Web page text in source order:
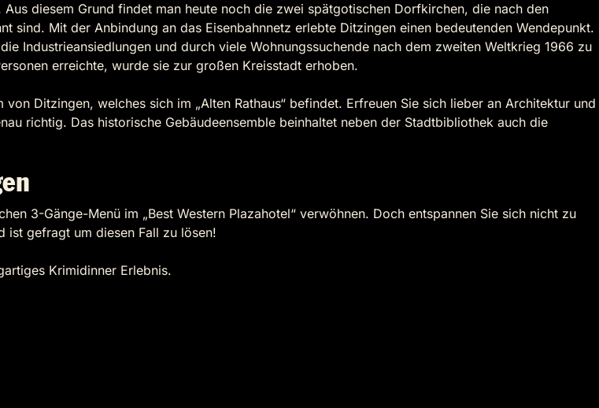
diesem Grund findet man heute noch die zwei spätgotischen Dorfkirchen, die nach den
sind. Mit der Anbindung an das Eisenbahnnetz erlebte Ditzingen einen bedeutenden Wendepunkt.
Industrieansiedlungen und durch viele Wohnungssuchende nach dem zweiten Weltkrieg 1966 zu
erreichte, wurde sie zur großen Kreisstadt erhoben.
Ditzingen, welches sich im „Alten Rathaus“ befindet. Erfreuen Sie sich lieber an Architektur und
richtig. Das historische Gebäudeensemble beinhaltet neben der Stadtbibliothek auch die
3-Gänge-Menü im „Best Western Plazahotel“ verwöhnen. Doch entspannen Sie sich nicht zu
ist gefragt um diesen Fall zu lösen!
Krimidinner Erlebnis.